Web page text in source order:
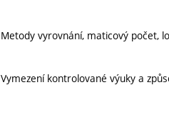
Metody vyrovnání, maticový počet,
Vymezení kontrolované výuky a